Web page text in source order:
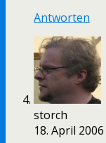
Antworten
storch
18. April 2006